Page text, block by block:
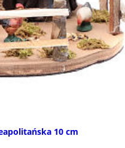
10 cm